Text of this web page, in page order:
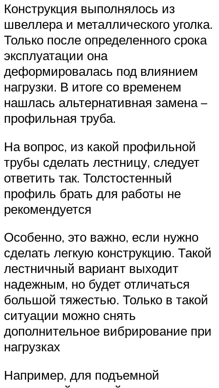
Конструкция выполнялось из
швеллера и металлического уголка.
Только после определенного срока
эксплуатации она
деформировалась под влиянием
нагрузки. В итоге со временем
нашлась альтернативная замена –
профильная труба.
На вопрос, из какой профильной
трубы сделать лестницу, следует
ответить так. Толстостенный
профиль брать для работы не
рекомендуется
Особенно, это важно, если нужно
сделать легкую конструкцию. Такой
лестничный вариант выходит
надежным, но будет отличаться
большой тяжестью. Только в такой
ситуации можно снять
дополнительное вибрирование при
нагрузках
Например, для подъемной